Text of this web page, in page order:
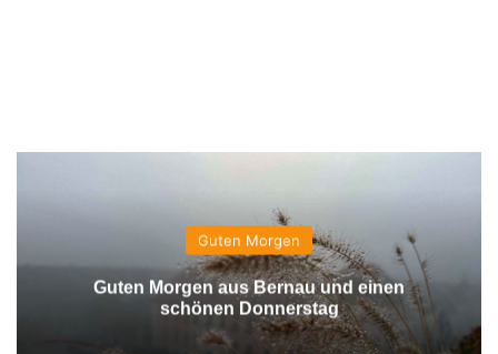
Guten Morgen
Guten Morgen aus Bernau und einen
schönen Donnerstag